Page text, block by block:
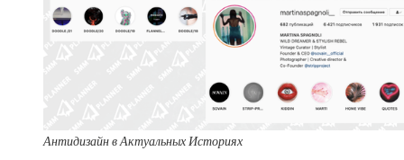
Антидизайн в Актуальных Историях